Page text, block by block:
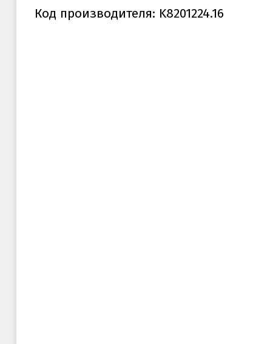
Код производителя: K8201224.16